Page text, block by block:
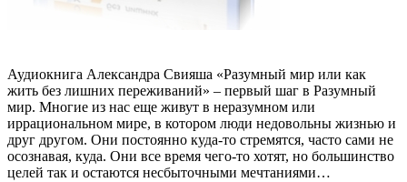
Аудиокнига Александра Свияша «Разумный мир или как
жить без лишних переживаний» – первый шаг в Разумный
мир. Многие из нас еще живут в неразумном или
иррациональном мире, в котором люди недовольны жизнью и
друг другом. Они постоянно куда-то стремятся, часто сами не
осознавая, куда. Они все время чего-то хотят, но большинство
целей так и остаются несбыточными мечтаниями…